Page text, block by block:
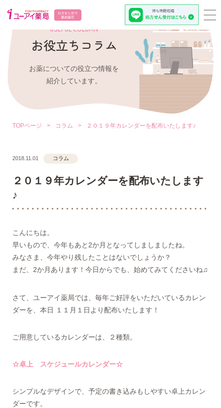
USEFUL COLUMN
お役立ちコラム
お薬についての役立つ情報を
紹介しています。
TOPページ > コラム > ２０１９年カレンダーを配布いたします♪
2018.11.01 コラム
２０１９年カレンダーを配布いたします
♪
こんにちは。
早いもので、今年もあと2か月となってしましましたね。
みなさま、今年やり残したことはないでしょうか？
まだ、2か月あります！今日からでも、始めてみてくださいね♫
さて、ユーアイ薬局では、毎年ご好評をいただいているカレン
ダーを、本日 １１月１日より配布いたします！
ご用意しているカレンダーは、２種類。
☆卓上 スケジュールカレンダー☆
シンプルなデザインで、予定の書き込みもしやすい卓上カレン
ダーです。